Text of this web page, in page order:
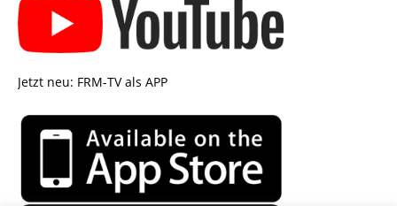
Jetzt neu: FRM-TV als APP